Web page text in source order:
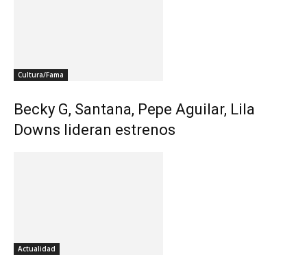
Cultura/Fama
Becky G, Santana, Pepe Aguilar, Lila
Downs lideran estrenos
Actualidad